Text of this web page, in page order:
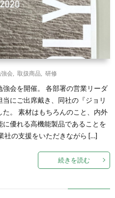
強会 取扱商品 研修
会を開催。 各部署の営業リーダ
にご出席戴き、同社の『ジョリ
。 素材はもちろんのこと、内外
優れる高機能製品であることを
社の支援をいただきながら […]
続きを読む